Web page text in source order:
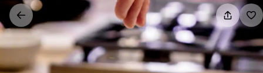
Aller
directement
au